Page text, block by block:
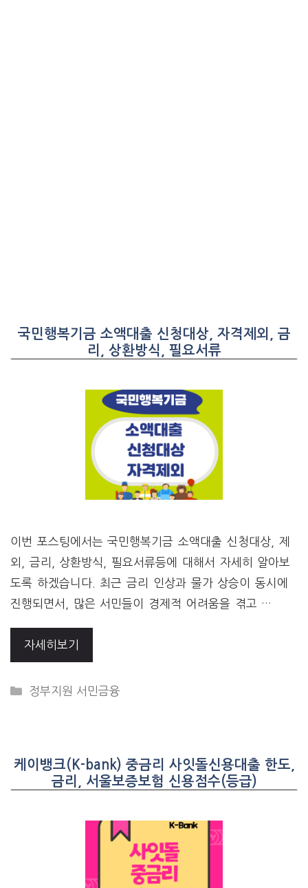
국민행복기금 소액대출 신청대상, 자격제외, 금
리, 상환방식, 필요서류
이번 포스팅에서는 국민행복기금 소액대출 신청대상, 제
외, 금리, 상환방식, 필요서류등에 대해서 자세히 알아보
도록 하겠습니다. 최근 금리 인상과 물가 상승이 동시에
진행되면서, 많은 서민들이 경제적 어려움을 겪고 …
자세히보기
CATEGORIES
정부지원 서민금융
케이뱅크(K-bank) 중금리 사잇돌신용대출 한도,
금리, 서울보증보험 신용점수(등급)